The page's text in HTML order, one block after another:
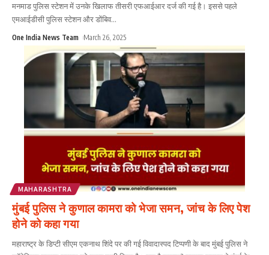
मनमाड पुलिस स्टेशन में उनके खिलाफ तीसरी एफआईआर दर्ज की गई है। इससे पहले
एमआईडीसी पुलिस स्टेशन और डोंबिव...
One India News Team March 26, 2025
MAHARASHTRA
मुंबई पुलिस ने कुणाल कामरा को भेजा समन, जांच के लिए पेश
होने को कहा गया
महाराष्ट्र के डिप्टी सीएम एकनाथ शिंदे पर की गई विवादास्पद टिप्पणी के बाद मुंबई पुलिस ने